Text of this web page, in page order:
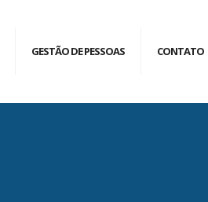
GESTÃO DE PESSOAS CONTATO